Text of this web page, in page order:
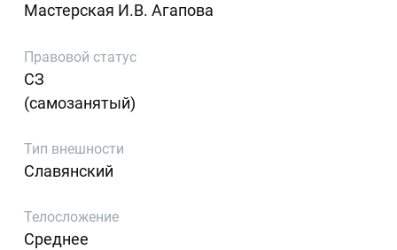
Мастерская И.В. Агапова
Правовой статус
СЗ
(самозанятый)
Тип внешности
Славянский
Телосложение
Среднее